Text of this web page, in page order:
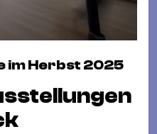
im Herbst 2025